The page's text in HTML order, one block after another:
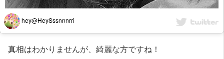
hey@HeySssnnnrri
真相はわかりませんが、綺麗な方ですね！